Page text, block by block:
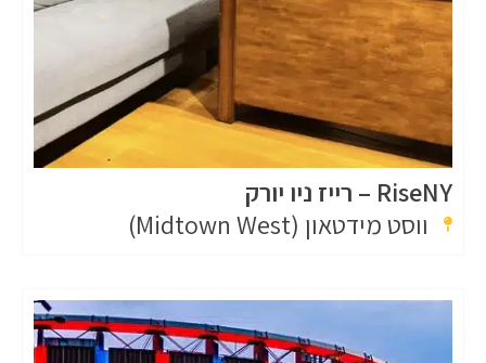
RiseNY – רייז ניו יורק
ווסט מידטאון (Midtown West)